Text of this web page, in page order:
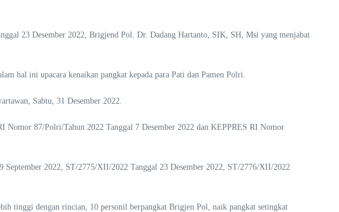
23 Desember 2022, Brigjend Pol. Dr. Dadang Hartanto, SIK, SH, Msi yang menjabat
hal ini upacara kenaikan pangkat kepada para Pati dan Pamen Polri.
Sabtu, 31 Desember 2022.
87/Polri/Tahun 2022 Tanggal 7 Desember 2022 dan KEPPRES RI Nomor
2022, ST/2775/XII/2022 Tanggal 23 Desember 2022, ST/2776/XII/2022
tinggi dengan rincian, 10 personil berpangkat Brigjen Pol, naik pangkat setingkat